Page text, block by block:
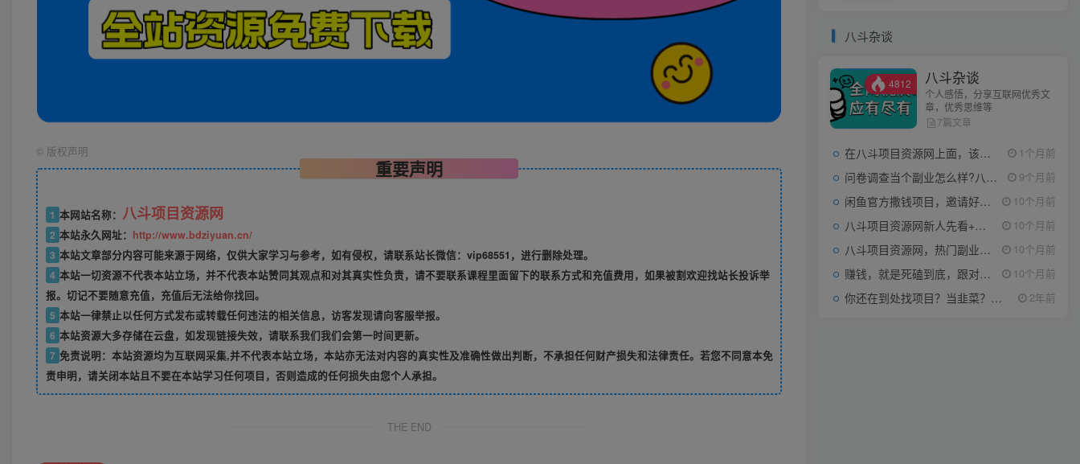
© 版权声明
重要声明
1 本网站名称： 八斗项目资源网
2 本站永久网址： http://www.bdziyuan.cn/
3 本站文章部分内容可能来源于网络，仅供大家学习与参考，如有侵权，请联系站长微信：vip68551，进行删除处理。
4 本站一切资源不代表本站立场，并不代表本站赞同其观点和对其真实性负责，请不要联系课程里面留下的联系方式和充值费用，如果被割欢迎找站长投诉举
报。切记不要随意充值，充值后无法给你找回。
5 本站一律禁止以任何方式发布或转载任何违法的相关信息，访客发现请向客服举报。
6 本站资源大多存储在云盘，如发现链接失效，请联系我们我们会第一时间更新。
7 免责说明：本站资源均为互联网采集,并不代表本站立场，本站亦无法对内容的真实性及准确性做出判断，不承担任何财产损失和法律责任。若您不同意本免
责申明，请关闭本站且不要在本站学习任何项目，否则造成的任何损失由您个人承担。
THE END
八斗杂谈
4812 八斗杂谈
个人感悟，分享互联网优秀文
章，优秀思维等
7篇文章
在八斗项目资源网上面，该看什么类型的赚钱项目 1个月前
问卷调查当个副业怎么样?八斗告诉你 9个月前
闲鱼官方撒钱项目，邀请好友领现金，单价1-8元，0成本可以当个小副业 10个月前
八斗项目资源网新人先看+领取【0撸小项目+互联网工具箱】 10个月前
八斗项目资源网，热门副业项目任你选，每日持续更新 10个月前
赚钱，就是死磕到底，跟对人做对事。 10个月前
你还在到处找项目？当韭菜？我靠项目资源网也能月如过万。 2年前